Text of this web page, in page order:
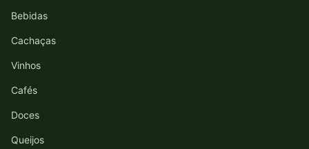
Bebidas
Cachaças
Vinhos
Cafés
Doces
Queijos